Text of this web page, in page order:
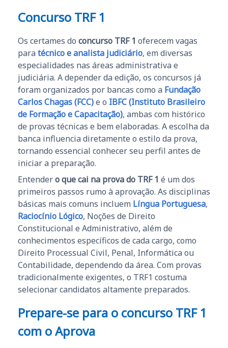
Concurso TRF 1
Os certames do concurso TRF 1 oferecem vagas
para técnico e analista judiciário, em diversas
especialidades nas áreas administrativa e
judiciária. A depender da edição, os concursos já
foram organizados por bancas como a Fundação
Carlos Chagas (FCC)e o IBFC (Instituto Brasileiro
de Formação e Capacitação), ambas com histórico
de provas técnicas e bem elaboradas. A escolha da
banca influencia diretamente o estilo da prova,
tornando essencial conhecer seu perfil antes de
iniciar a preparação.
Entendero que cai na prova do TRF 1 é um dos
primeiros passos rumo à aprovação. As disciplinas
básicas mais comuns incluem Língua Portuguesa,
Raciocínio Lógico, Noções de Direito
Constitucional e Administrativo, além de
conhecimentos específicos de cada cargo, como
Direito Processual Civil, Penal, Informática ou
Contabilidade, dependendo da área. Com provas
tradicionalmente exigentes, o TRF1 costuma
selecionar candidatos altamente preparados.
Prepare-se para o concurso TRF 1
com o Aprova